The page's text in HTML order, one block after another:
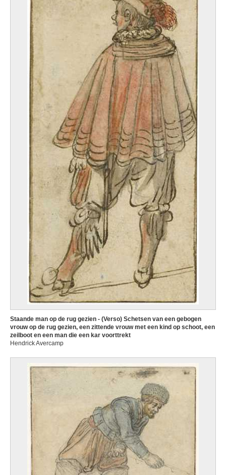
Staande man op de rug gezien - (Verso) Schetsen van een gebogen
vrouw op de rug gezien, een zittende vrouw met een kind op schoot, een
zeilboot en een man die een kar voorttrekt
Hendrick Avercamp